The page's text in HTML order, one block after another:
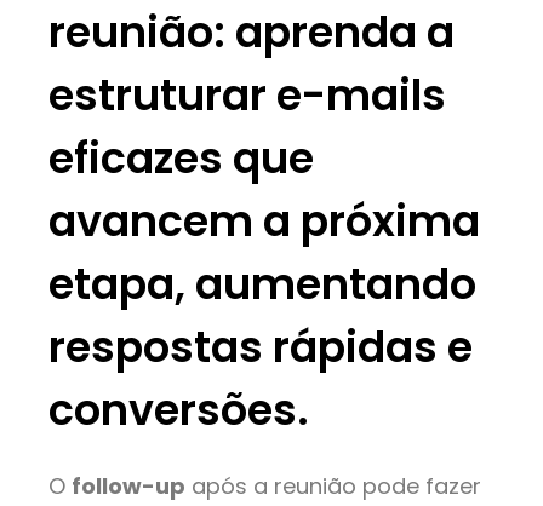
reunião: aprenda a
estruturar e-mails
eficazes que
avancem a próxima
etapa, aumentando
respostas rápidas e
conversões.
O follow-up após a reunião pode fazer